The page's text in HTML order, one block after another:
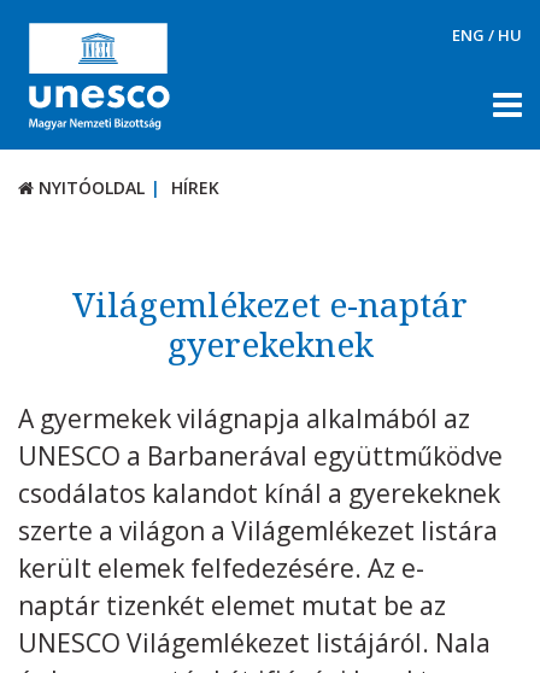
ENG / HU
NYITÓOLDAL HÍREK
TÉMÁK
DOKUMENTUMTÁR
KAPCSOLAT
Kövess minket unescohungary
Adatkezelési tájékoztató Impresszum
Technikai információk
NYITÓOLDAL HÍREK
Világemlékezet e-naptár
gyerekeknek
A gyermekek világnapja alkalmából az
UNESCO a Barbanerával együttműködve
csodálatos kalandot kínál a gyerekeknek
szerte a világon a Világemlékezet listára
került elemek felfedezésére. Az e-
naptár tizenkét elemet mutat be az
UNESCO Világemlékezet listájáról. Nala